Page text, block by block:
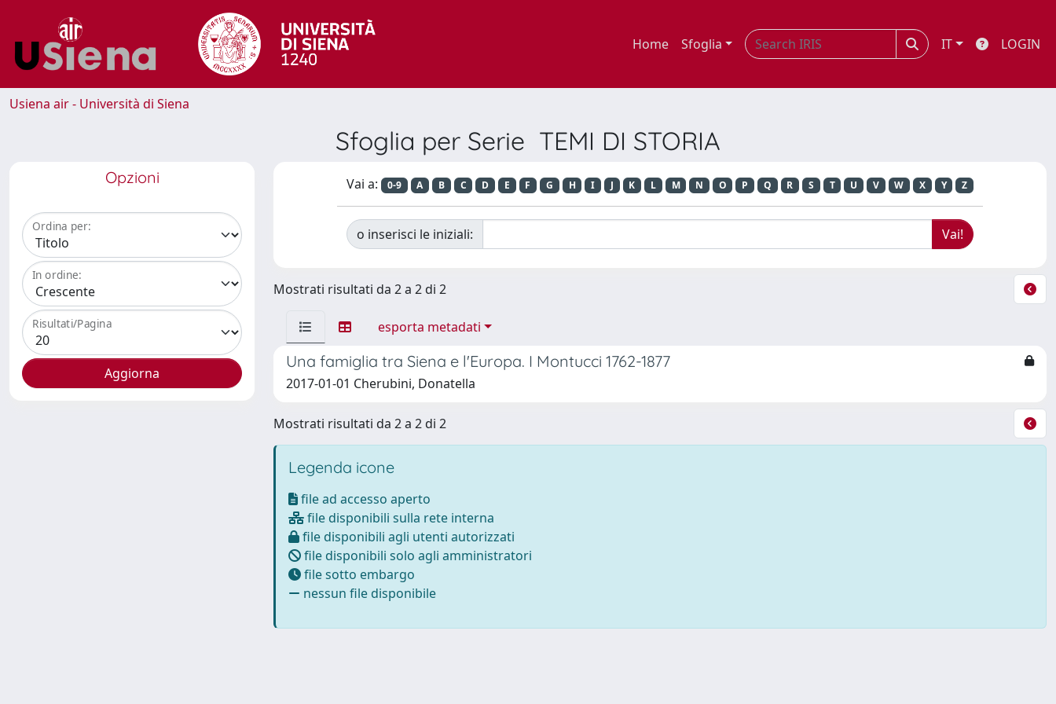
Home Sfoglia IT LOGIN
Usiena air - Università di Siena
Sfoglia per Serie TEMI DI STORIA
Opzioni
Ordina per:
In ordine:
Risultati/Pagina
Vai a: 0-9 A B C D E F G H I J K L M N O P Q R S T U V W X Y Z
o inserisci le iniziali:
Mostrati risultati da 2 a 2 di 2
esporta metadati
Una famiglia tra Siena e l'Europa. I Montucci 1762-1877
2017-01-01 Cherubini, Donatella
Mostrati risultati da 2 a 2 di 2
Legenda icone
file ad accesso aperto
file disponibili sulla rete interna
file disponibili agli utenti autorizzati
file disponibili solo agli amministratori
file sotto embargo
nessun file disponibile